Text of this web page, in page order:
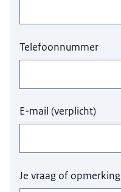
Telefoonnummer
E-mail (verplicht)
Je vraag of opmerking